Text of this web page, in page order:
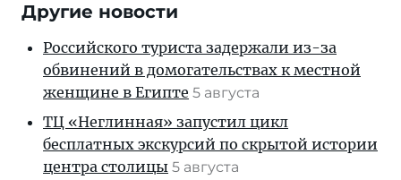
Другие новости
Российского туриста задержали из-за
обвинений в домогательствах к местной
женщине в Египте 5 августа
ТЦ «Неглинная» запустил цикл
бесплатных экскурсий по скрытой истории
центра столицы 5 августа